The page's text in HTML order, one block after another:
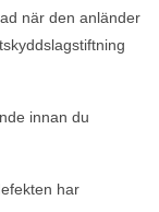
när den anländer
innan du
har